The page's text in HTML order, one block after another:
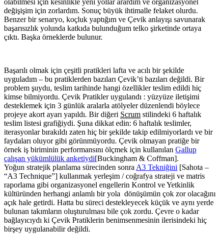
olabilmesi için kesinlikle yeni yollar arardım ve organizasyonel
değişişim için zorlardım. Sonuç büyük ihtimalle felaket olurdu.
Benzer bir senaryo, koçluk yaptığım ve Çevik anlayışı savunarak
başarısızlık yolunda katkıda bulunduğum telko şirketinde ortaya
çıktı. Başka örneklerde bulunur.
Başarılı olmak için çeşitli pratikleri lafta ve acılı bir şekilde
uyguladım – bu pratiklerden bazıları Çevik’ti bazıları değildi. Bir
problem şuydu, teslim tarihinde hangi özellikler teslim edildi hiç
kimse bilmiyordu. Çevik Pratikler uygulandı : yüzyüze iletişimi
desteklemek için 3 günlük aralarla atölyeler düzenlendi böylece
projeye akort ayarı yapıldı. Bir diğeri Scrum stilindeki 6 haftalık
teslim listesi grafiğiydi. Şuna dikkat edin: 6 haftalık teslimler,
iterasyonlar bırakıldı zaten hiç bir şekilde takip edilmiyorlardı ve bir
faydaları oluyor gibi görünmüyordu. Çevik olmayan pratiğe bir
örnek iş biriminin performansını ölçmek için kullanılan Gallup
çalışan yükümlülük anketiydi[Buckingham & Coffman].
Yoğun stratejik planlama sürecinden sonra A3 Tekniğini [Sahota –
“A3 Technique”] kullanmak yerleşim / coğrafya strateji ve matris
raporlama gibi organizasyonel engellerin Kontrol ve Yetkinlik
kültüründen herhangi anlamlı bir yola dönüşümün çok zor olacağını
açık hale getirdi. Hatta bu süreci destekleyecek küçük ve aynı yerde
bulunan takımların oluşturulması bile çok zordu. Çevre o kadar
bağlayıcıydı ki Çevik Pratiklerin benimsenmesinin ilerisindeki hiç
birşey uygulanabilir değildi.